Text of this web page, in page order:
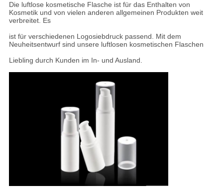
Die luftlose kosmetische Flasche ist für das Enthalten von
Kosmetik und von vielen anderen allgemeinen Produkten weit
verbreitet. Es
ist für verschiedenen Logosiebdruck passend. Mit dem
Neuheitsentwurf sind unsere luftlosen kosmetischen Flaschen
Liebling durch Kunden im In- und Ausland.